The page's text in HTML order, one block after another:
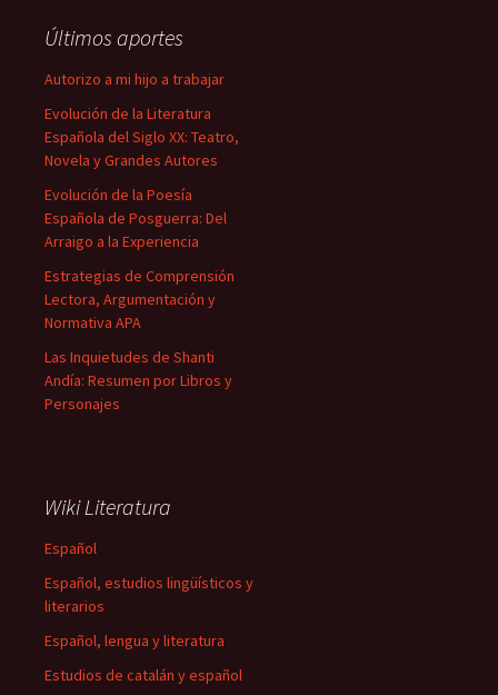
Últimos aportes
Autorizo a mi hijo a trabajar
Evolución de la Literatura
Española del Siglo XX: Teatro,
Novela y Grandes Autores
Evolución de la Poesía
Española de Posguerra: Del
Arraigo a la Experiencia
Estrategias de Comprensión
Lectora, Argumentación y
Normativa APA
Las Inquietudes de Shanti
Andía: Resumen por Libros y
Personajes
Wiki Literatura
Español
Español, estudios lingüísticos y
literarios
Español, lengua y literatura
Estudios de catalán y español